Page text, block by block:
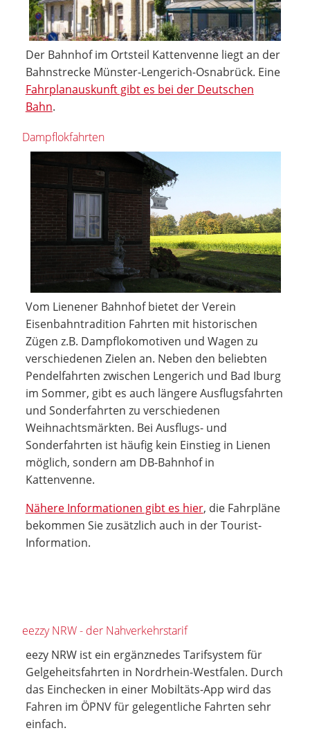
Der Bahnhof im Ortsteil Kattenvenne liegt an der
Bahnstrecke Münster-Lengerich-Osnabrück. Eine
Fahrplanauskunft gibt es bei der Deutschen
Bahn.
Dampflokfahrten
Vom Lienener Bahnhof bietet der Verein
Eisenbahntradition Fahrten mit historischen
Zügen z.B. Dampflokomotiven und Wagen zu
verschiedenen Zielen an. Neben den beliebten
Pendelfahrten zwischen Lengerich und Bad Iburg
im Sommer, gibt es auch längere Ausflugsfahrten
und Sonderfahrten zu verschiedenen
Weihnachtsmärkten. Bei Ausflugs- und
Sonderfahrten ist häufig kein Einstieg in Lienen
möglich, sondern am DB-Bahnhof in
Kattenvenne.
Nähere Informationen gibt es hier, die Fahrpläne
bekommen Sie zusätzlich auch in der Tourist-
Information.
eezzy NRW - der Nahverkehrstarif
eezy NRW ist ein ergänznedes Tarifsystem für
Gelgeheitsfahrten in Nordrhein-Westfalen. Durch
das Einchecken in einer Mobiltäts-App wird das
Fahren im ÖPNV für gelegentliche Fahrten sehr
einfach.